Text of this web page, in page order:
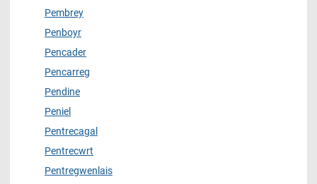
Pembrey
Penboyr
Pencader
Pencarreg
Pendine
Peniel
Pentrecagal
Pentrecwrt
Pentregwenlais